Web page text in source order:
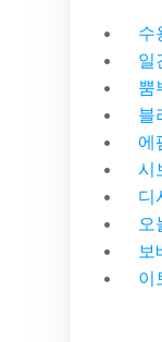
수
일
뿜
블
에
시
디
오
보
이